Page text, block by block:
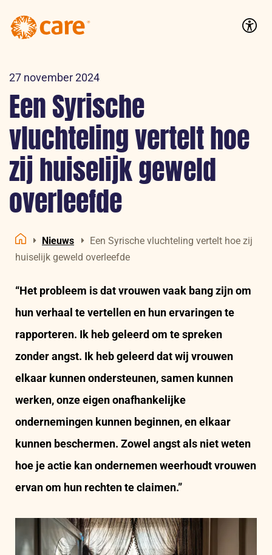
27 november 2024
Een Syrische
vluchteling vertelt hoe
zij huiselijk geweld
overleefde
Home
Nieuws
Een Syrische vluchteling vertelt hoe zij
huiselijk geweld overleefde
“Het probleem is dat vrouwen vaak bang zijn om
hun verhaal te vertellen en hun ervaringen te
rapporteren. Ik heb geleerd om te spreken
zonder angst. Ik heb geleerd dat wij vrouwen
elkaar kunnen ondersteunen, samen kunnen
werken, onze eigen onafhankelijke
ondernemingen kunnen beginnen, en elkaar
kunnen beschermen. Zowel angst als niet weten
hoe je actie kan ondernemen weerhoudt vrouwen
ervan om hun rechten te claimen.”